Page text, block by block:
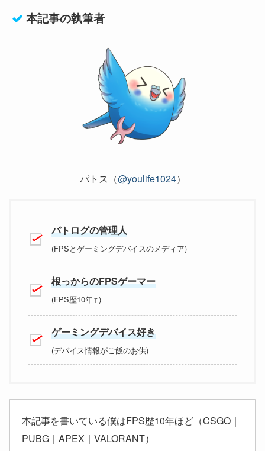
本記事の執筆者
パトス（@youlife1024）
パトログの管理人
(FPSとゲーミングデバイスのメディア)
根っからのFPSゲーマー
(FPS歴10年↑)
ゲーミングデバイス好き
(デバイス情報がご飯のお供)
本記事を書いている僕はFPS歴10年ほど（CSGO｜
PUBG｜APEX｜VALORANT）